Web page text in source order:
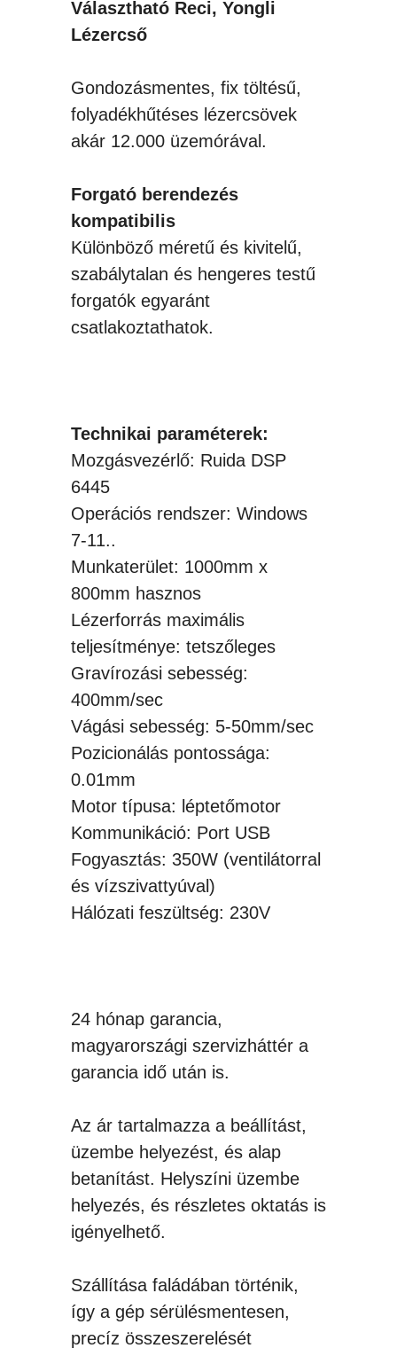
Választható Reci, Yongli
Lézercső
Gondozásmentes, fix töltésű,
folyadékhűtéses lézercsövek
akár 12.000 üzemórával.
Forgató berendezés
kompatibilis
Különböző méretű és kivitelű,
szabálytalan és hengeres testű
forgatók egyaránt
csatlakoztathatok.
Technikai paraméterek:
Mozgásvezérlő: Ruida DSP
6445
Operációs rendszer: Windows
7-11..
Munkaterület: 1000mm x
800mm hasznos
Lézerforrás maximális
teljesítménye: tetszőleges
Gravírozási sebesség:
400mm/sec
Vágási sebesség: 5-50mm/sec
Pozicionálás pontossága:
0.01mm
Motor típusa: léptetőmotor
Kommunikáció: Port USB
Fogyasztás: 350W (ventilátorral
és vízszivattyúval)
Hálózati feszültség: 230V
24 hónap garancia,
magyarországi szervizháttér a
garancia idő után is.
Az ár tartalmazza a beállítást,
üzembe helyezést, és alap
betanítást. Helyszíni üzembe
helyezés, és részletes oktatás is
igényelhető.
Szállítása faládában történik,
így a gép sérülésmentesen,
precíz összeszerelését